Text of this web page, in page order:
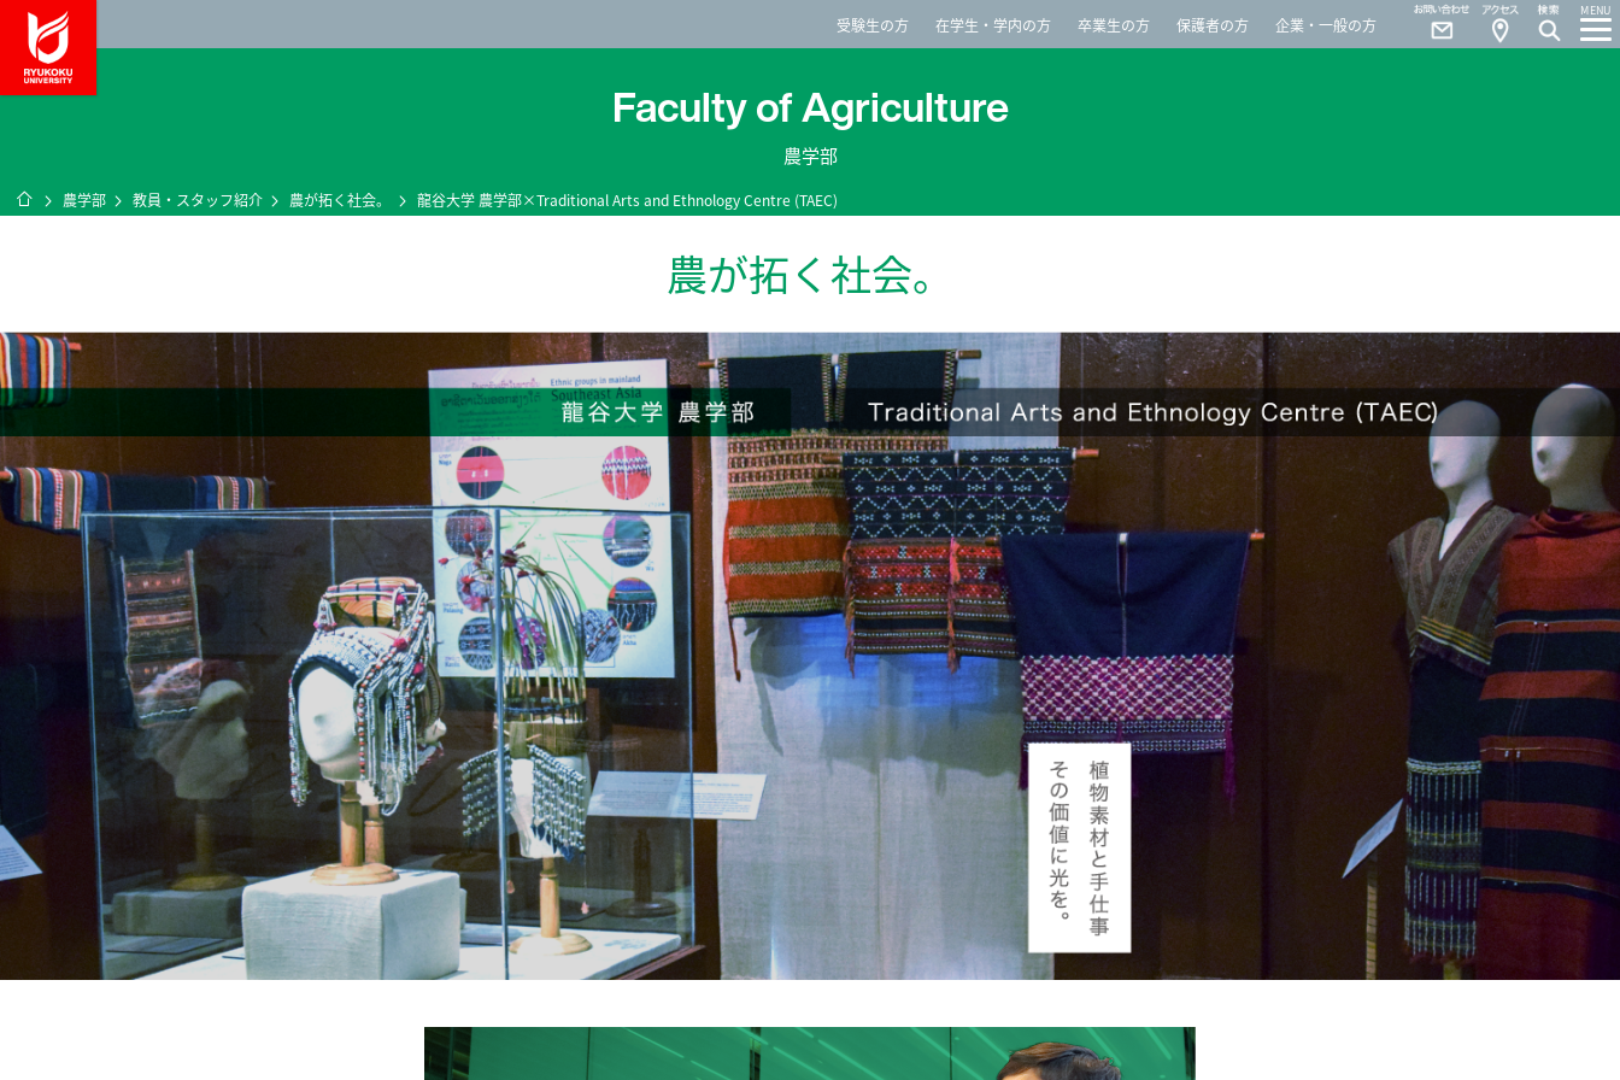
受験生の方 在学生・学内の方 卒業生の方 保護者の方 企業・一般の方
MENU
Access
Contact
Faculty of Agriculture
農学部
ホーム
農学部 教員・スタッフ紹介 農が拓く社会。 龍谷大学 農学部×Traditional Arts and Ethnology Centre (TAEC)
農が拓く社会。